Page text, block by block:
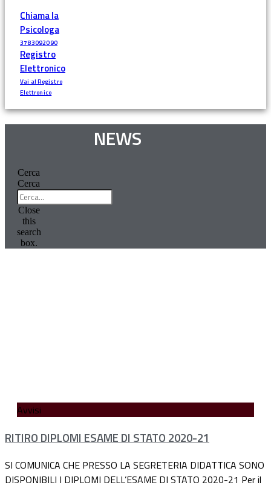
Chiama la
Psicologa
3783092090
Registro
Elettronico
Vai al Registro
Elettronico
NEWS
Cerca
Cerca
Close
this
search
box.
Avvisi
RITIRO DIPLOMI ESAME DI STATO 2020-21
SI COMUNICA CHE PRESSO LA SEGRETERIA DIDATTICA SONO
DISPONIBILI I DIPLOMI DELL’ESAME DI STATO 2020-21 Per il